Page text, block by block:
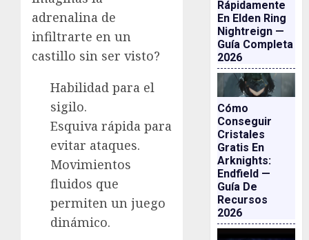
adrenalina de
infiltrarte en un
castillo sin ser visto?
Habilidad para el
sigilo.
Esquiva rápida para
evitar ataques.
Movimientos
fluidos que
permiten un juego
dinámico.
Rápidamente
En Elden Ring
Nightreign —
Guía Completa
2026
Cómo
Conseguir
Cristales
Gratis En
Arknights:
Endfield —
Guía De
Recursos
2026